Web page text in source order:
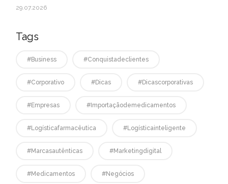
29.07.2026
Tags
#business #conquistadeclientes
#corporativo #dicas #dicascorporativas
#empresas #Importaçãodemedicamentos
#logísticafarmacêutica #logísticainteligente
#marcasautênticas #marketingdigital
#medicamentos #negócios